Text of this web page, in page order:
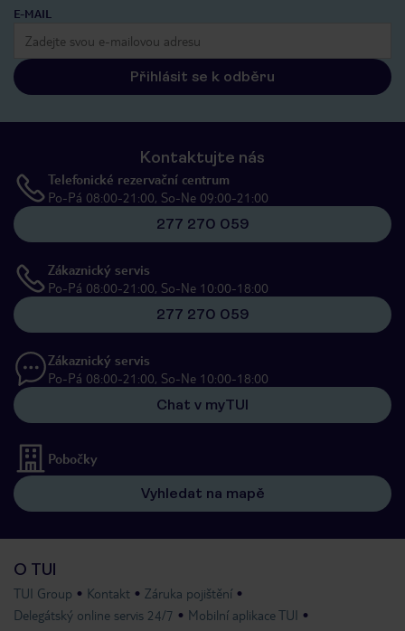
E-MAIL
Přihlásit se k odběru
Kontaktujte nás
Telefonické rezervační centrum
Po-Pá 08:00-21:00, So-Ne 09:00-21:00
277 270 059
Zákaznický servis
Po-Pá 08:00-21:00, So-Ne 10:00-18:00
277 270 059
Zákaznický servis
Po-Pá 08:00-21:00, So-Ne 10:00-18:00
Chat v myTUI
Pobočky
Vyhledat na mapě
O TUI
TUI Group Kontakt
Záruka pojištění
Delegátský online servis 24/7
Mobilní aplikace TUI